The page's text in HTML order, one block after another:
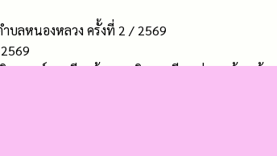
บลหนองหลวง ครั้งที่ 2 / 2569
ณ ศูนย์การเรียนรู้เศรษฐกิจพอเพียง พ่อบุญล้วน ล้